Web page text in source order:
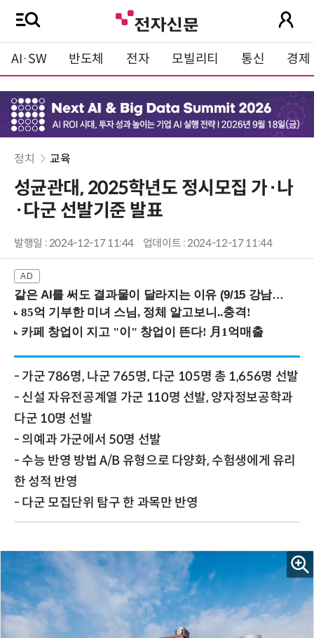
AI·SW 반도체 전자 모빌리티 통신 경제
정치 교육
성균관대, 2025학년도 정시모집 가·나
·다군 선발기준 발표
발행일 : 2024-12-17 11:44 업데이트 : 2024-12-17 11:44
같은 AI를 써도 결과물이 달라지는 이유 (9/15 강남역)
- 가군 786명, 나군 765명, 다군 105명 총 1,656명 선발
- 신설 자유전공계열 가군 110명 선발, 양자정보공학과
다군 10명 선발
- 의예과 가군에서 50명 선발
- 수능 반영 방법 A/B 유형으로 다양화, 수험생에게 유리
한 성적 반영
- 다군 모집단위 탐구 한 과목만 반영